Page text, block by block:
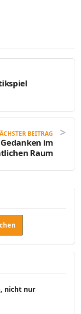
BEITRAG
im
Raum
nicht nur